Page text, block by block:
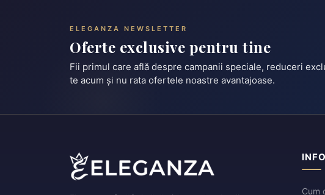
ELEGANZA NEWSLETTER
Oferte exclusive pentru tine
Fii primul care află despre campanii speciale, reduceri
te acum și nu rata ofertele noastre avantajoase.
Cum